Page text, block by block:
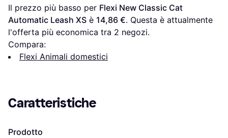
Il prezzo più basso per Flexi New Classic Cat
Automatic Leash XS è 14,86 €. Questa è attualmente
l'offerta più economica tra 2 negozi.
Compara:
Flexi Animali domestici
Caratteristiche
Prodotto